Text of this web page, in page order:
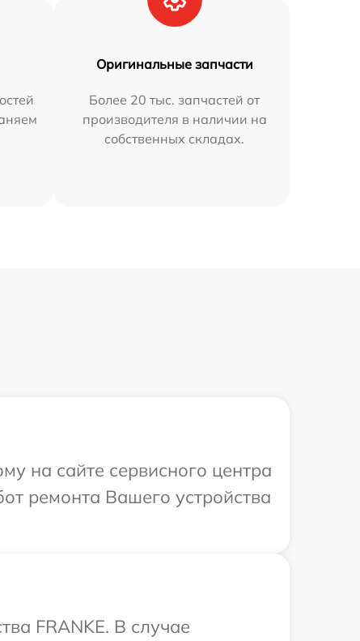
Оригинальные запчасти
Более 20 тыс. запчастей от
производителя в наличии на
собственных складах.
на сайте сервисного центра
ремонта Вашего устройства
FRANKE. В случае